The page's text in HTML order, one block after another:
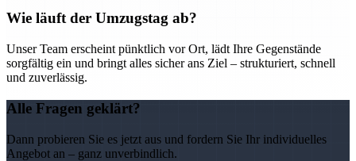
Wie läuft der Umzugstag ab?
Unser Team erscheint pünktlich vor Ort, lädt Ihre Gegenstände
sorgfältig ein und bringt alles sicher ans Ziel – strukturiert, schnell
und zuverlässig.
Alle Fragen geklärt?
Dann probieren Sie es jetzt aus und fordern Sie Ihr individuelles
Angebot an – ganz unverbindlich.